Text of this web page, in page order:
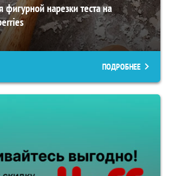
нарезки теста на
ПОДРОБНЕЕ